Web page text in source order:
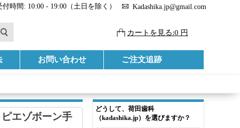
付時間: 10:00 - 19:00（土日を除く） Kadashika.jp@gmail.com
カートを見る:0 円
お問い合わせ ご注文追跡
どうして、荷田歯科
（kadashika.jp）を選びますか？
エゾボーン手